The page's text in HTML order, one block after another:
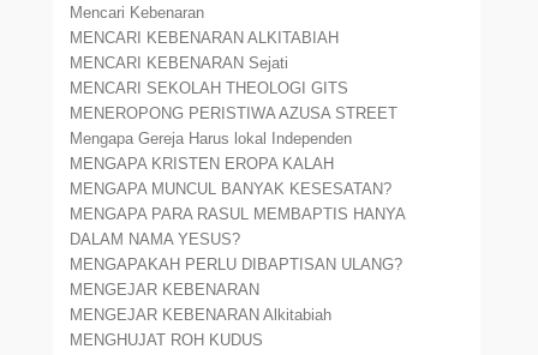
Mencari Kebenaran
MENCARI KEBENARAN ALKITABIAH
MENCARI KEBENARAN Sejati
MENCARI SEKOLAH THEOLOGI GITS
MENEROPONG PERISTIWA AZUSA STREET
Mengapa Gereja Harus lokal Independen
MENGAPA KRISTEN EROPA KALAH
MENGAPA MUNCUL BANYAK KESESATAN?
MENGAPA PARA RASUL MEMBAPTIS HANYA
DALAM NAMA YESUS?
MENGAPAKAH PERLU DIBAPTISAN ULANG?
MENGEJAR KEBENARAN
MENGEJAR KEBENARAN Alkitabiah
MENGHUJAT ROH KUDUS